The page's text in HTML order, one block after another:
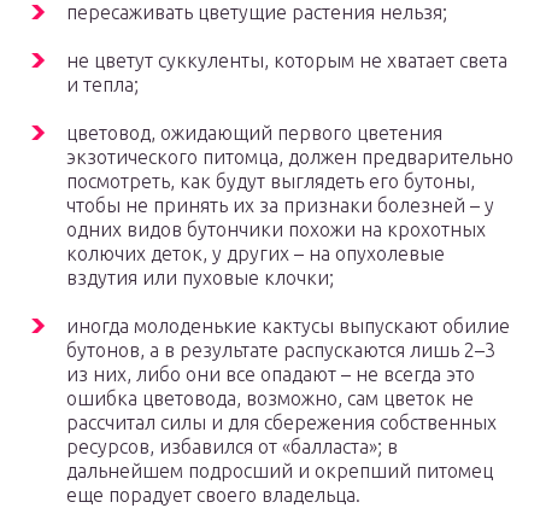
пересаживать цветущие растения нельзя;
не цветут суккуленты, которым не хватает света
и тепла;
цветовод, ожидающий первого цветения
экзотического питомца, должен предварительно
посмотреть, как будут выглядеть его бутоны,
чтобы не принять их за признаки болезней – у
одних видов бутончики похожи на крохотных
колючих деток, у других – на опухолевые
вздутия или пуховые клочки;
иногда молоденькие кактусы выпускают обилие
бутонов, а в результате распускаются лишь 2–3
из них, либо они все опадают – не всегда это
ошибка цветовода, возможно, сам цветок не
рассчитал силы и для сбережения собственных
ресурсов, избавился от «балласта»; в
дальнейшем подросший и окрепший питомец
еще порадует своего владельца.